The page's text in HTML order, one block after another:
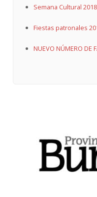
Semana Cultural 2018
Fiestas patronales
NUEVO NÚMERO DE